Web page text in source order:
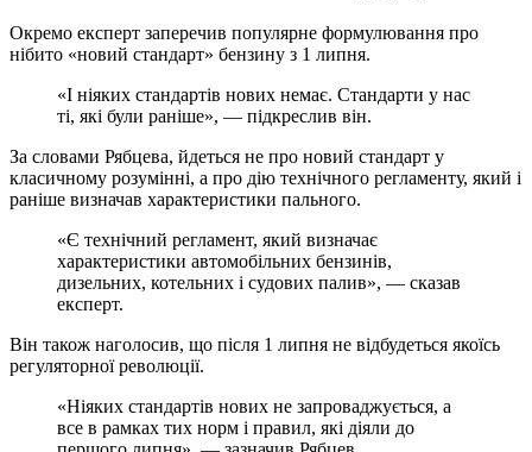
Окремо експерт заперечив популярне формулювання про
нібито «новий стандарт» бензину з 1 липня.
«І ніяких стандартів нових немає. Стандарти у нас
ті, які були раніше», — підкреслив він.
За словами Рябцева, йдеться не про новий стандарт у
класичному розумінні, а про дію технічного регламенту, який і
раніше визначав характеристики пального.
«Є технічний регламент, який визначає
характеристики автомобільних бензинів,
дизельних, котельних і судових палив», — сказав
експерт.
Він також наголосив, що після 1 липня не відбудеться якоїсь
регуляторної революції.
«Ніяких стандартів нових не запроваджується, а
все в рамках тих норм і правил, які діяли до